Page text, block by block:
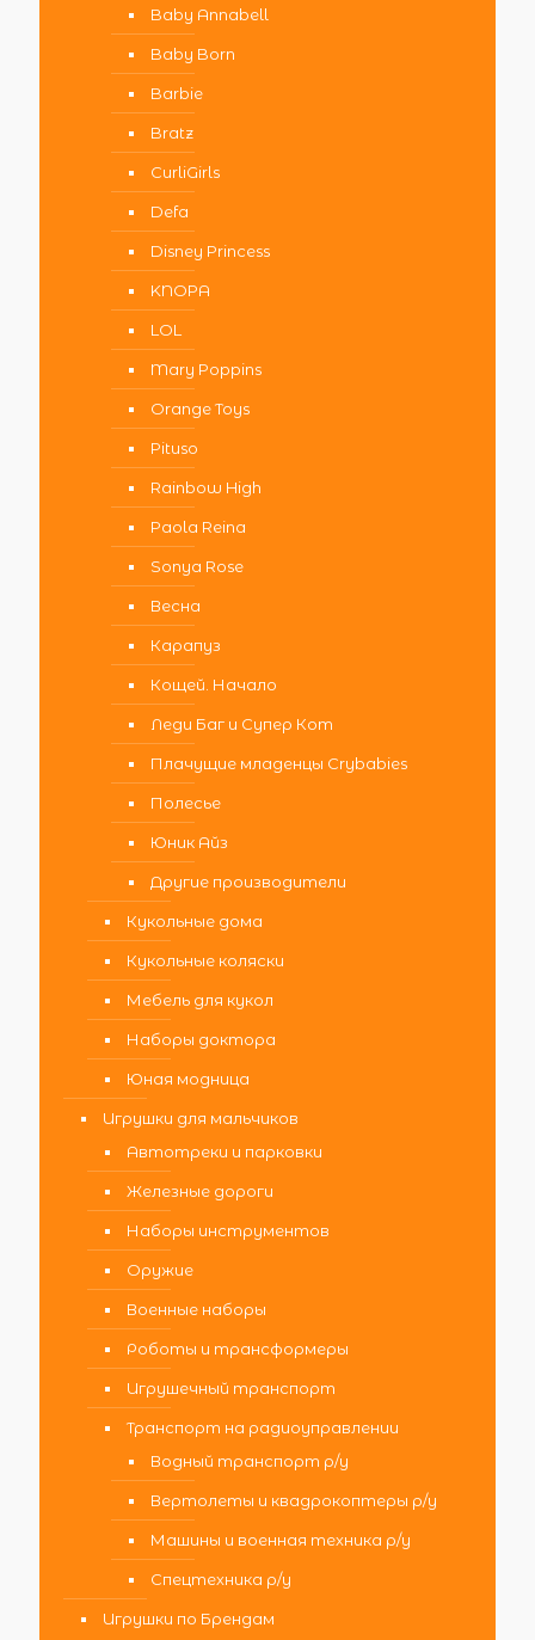
Baby Annabell
Baby Born
Barbie
Bratz
CurliGirls
Defa
Disney Princess
KNOPA
LOL
Mary Poppins
Orange Toys
Pituso
Rainbow High
Paola Reina
Sonya Rose
Весна
Карапуз
Кощей. Начало
Леди Баг и Супер Кот
Плачущие младенцы Crybabies
Полесье
Юник Айз
Другие производители
Кукольные дома
Кукольные коляски
Мебель для кукол
Наборы доктора
Юная модница
Игрушки для мальчиков
Автотреки и парковки
Железные дороги
Наборы инструментов
Оружие
Военные наборы
Роботы и трансформеры
Игрушечный транспорт
Транспорт на радиоуправлении
Водный транспорт р/у
Вертолеты и квадрокоптеры р/у
Машины и военная техника р/у
Спецтехника р/у
Игрушки по Брендам